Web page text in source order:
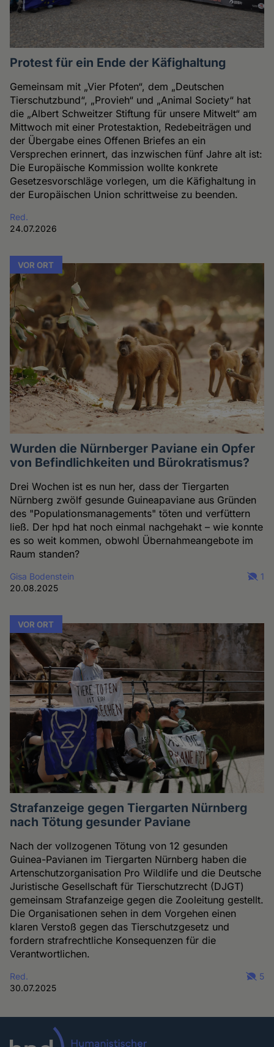
Protest für ein Ende der Käfighaltung
Gemeinsam mit „Vier Pfoten“, dem „Deutschen
Tierschutzbund“, „Provieh“ und „Animal Society“ hat
die „Albert Schweitzer Stiftung für unsere Mitwelt“ am
Mittwoch mit einer Protestaktion, Redebeiträgen und
der Übergabe eines Offenen Briefes an ein
Versprechen erinnert, das inzwischen fünf Jahre alt ist:
Die Europäische Kommission wollte konkrete
Gesetzesvorschläge vorlegen, um die Käfighaltung in
der Europäischen Union schrittweise zu beenden.
Red.
24.07.2026
VOR ORT
Wurden die Nürnberger Paviane ein Opfer
von Befindlichkeiten und Bürokratismus?
Drei Wochen ist es nun her, dass der Tiergarten
Nürnberg zwölf gesunde Guineapaviane aus Gründen
des "Populationsmanagements" töten und verfüttern
ließ. Der hpd hat noch einmal nachgehakt – wie konnte
es so weit kommen, obwohl Übernahmeangebote im
Raum standen?
Gisa Bodenstein
20.08.2025
1
VOR ORT
Strafanzeige gegen Tiergarten Nürnberg
nach Tötung gesunder Paviane
Nach der vollzogenen Tötung von 12 gesunden
Guinea-Pavianen im Tiergarten Nürnberg haben die
Artenschutzorganisation Pro Wildlife und die Deutsche
Juristische Gesellschaft für Tierschutzrecht (DJGT)
gemeinsam Strafanzeige gegen die Zooleitung gestellt.
Die Organisationen sehen in dem Vorgehen einen
klaren Verstoß gegen das Tierschutzgesetz und
fordern strafrechtliche Konsequenzen für die
Verantwortlichen.
Red.
30.07.2025
5